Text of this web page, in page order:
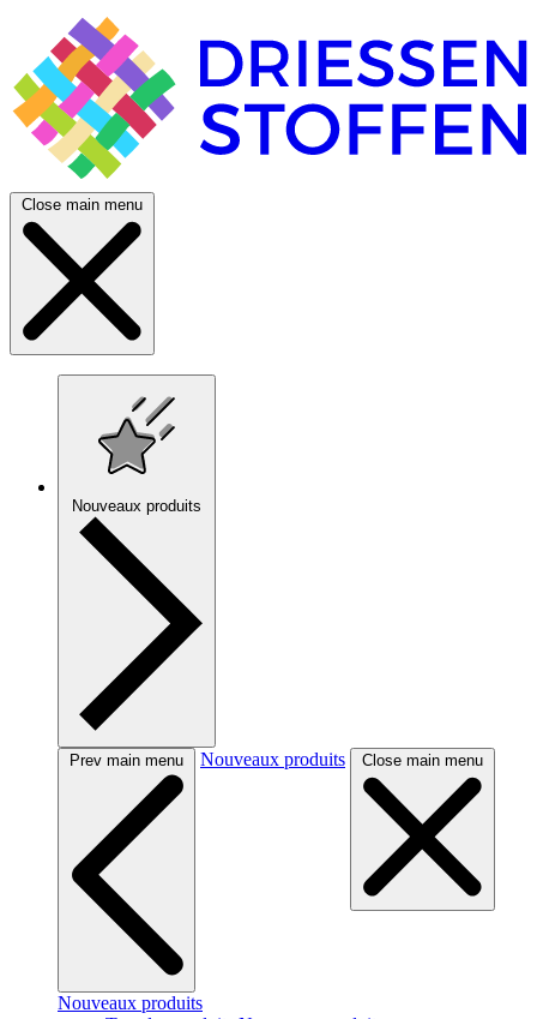
Close main menu
Nouveaux produits
Prev main menu Nouveaux produits Close main menu
Nouveaux produits